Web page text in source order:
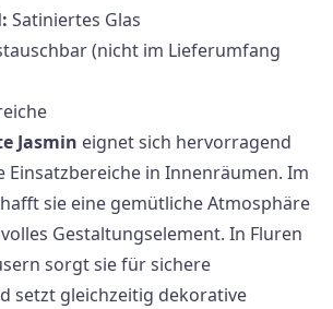
Satiniertes Glas
(nicht im Lieferumfang
Jasmin eignet sich hervorragend
Einsatzbereiche in Innenräumen. Im
sie eine gemütliche Atmosphäre
Gestaltungselement. In Fluren
sorgt sie für sichere
setzt gleichzeitig dekorative